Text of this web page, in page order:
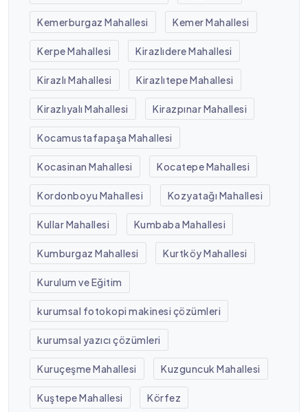
Kemerburgaz Mahallesi Kemer Mahallesi
Kerpe Mahallesi Kirazlıdere Mahallesi
Kirazlı Mahallesi Kirazlıtepe Mahallesi
Kirazlıyalı Mahallesi Kirazpınar Mahallesi
Kocamustafapaşa Mahallesi
Kocasinan Mahallesi Kocatepe Mahallesi
Kordonboyu Mahallesi Kozyatağı Mahallesi
Kullar Mahallesi Kumbaba Mahallesi
Kumburgaz Mahallesi Kurtköy Mahallesi
Kurulum ve Eğitim
kurumsal fotokopi makinesi çözümleri
kurumsal yazıcı çözümleri
Kuruçeşme Mahallesi Kuzguncuk Mahallesi
Kuştepe Mahallesi Körfez